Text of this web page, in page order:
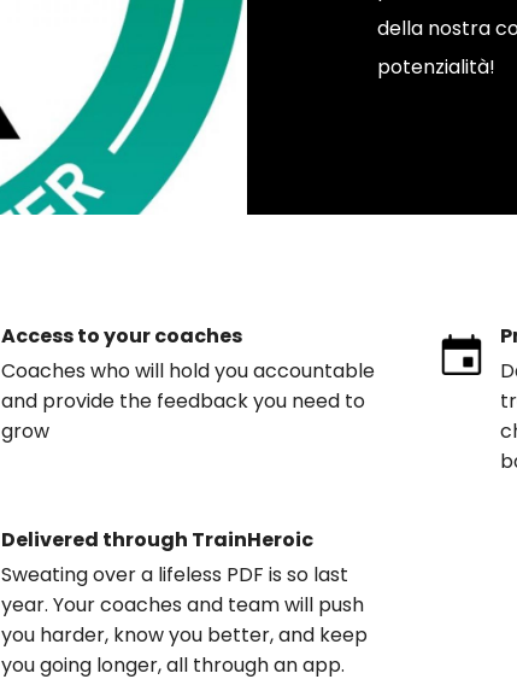
della nostra
potenzialità!
Access to your coaches
Coaches who will hold you accountable
and provide the feedback you need to
grow
Delivered through TrainHeroic
Sweating over a lifeless PDF is so last
year. Your coaches and team will push
you harder, know you better, and keep
you going longer, all through an app.